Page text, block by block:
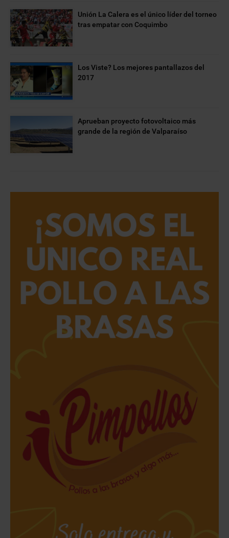
Unión La Calera es el único líder del torneo
tras empatar con Coquimbo
Los Viste? Los mejores pantallazos del
2017
Aprueban proyecto fotovoltaico más
grande de la región de Valparaíso